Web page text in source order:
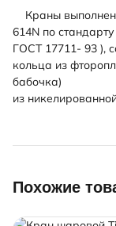
Краны
614N по
ГОСТ 17711- 93 ),
кольца из
бабочка)
из
Похожие